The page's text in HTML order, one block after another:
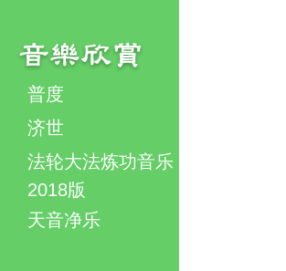
普度
济世
法轮大法炼功音乐
2018版
天音净乐